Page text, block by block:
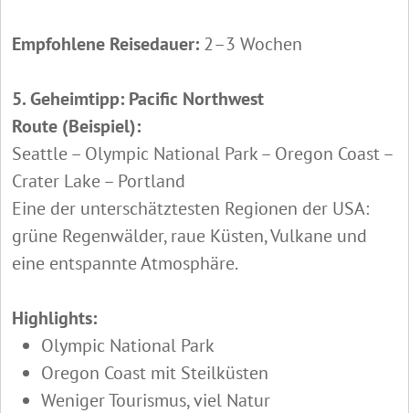
Empfohlene Reisedauer: 2–3 Wochen
5. Geheimtipp: Pacific Northwest
Route (Beispiel):
Seattle – Olympic National Park – Oregon Coast –
Crater Lake – Portland
Eine der unterschätztesten Regionen der USA:
grüne Regenwälder, raue Küsten, Vulkane und
eine entspannte Atmosphäre.
Highlights:
Olympic National Park
Oregon Coast mit Steilküsten
Weniger Tourismus, viel Natur